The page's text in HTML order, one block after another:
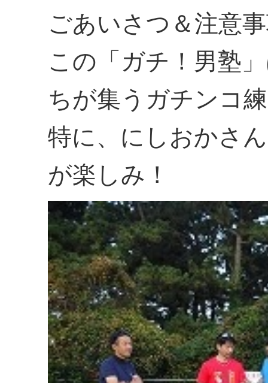
ごあいさつ＆注意
この「ガチ！男塾
ちが集うガチンコ
特に、にしおかさ
が楽しみ！